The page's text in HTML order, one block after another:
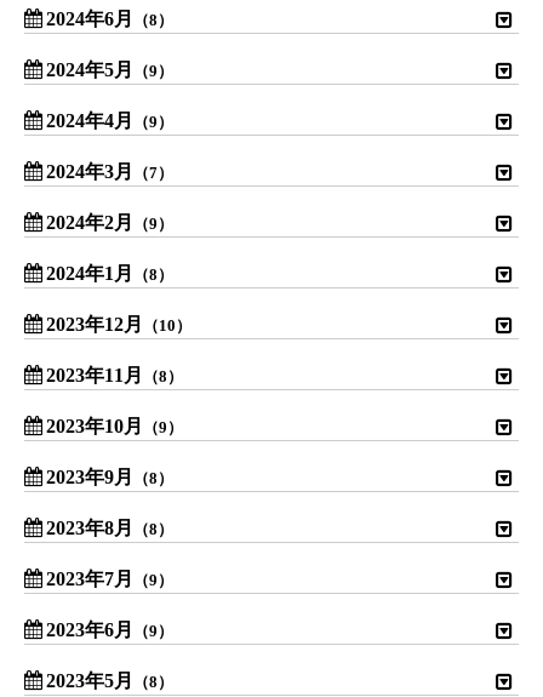
2024年6月 （8）
2024年5月 （9）
2024年4月 （9）
2024年3月 （7）
2024年2月 （9）
2024年1月 （8）
2023年12月 （10）
2023年11月 （8）
2023年10月 （9）
2023年9月 （8）
2023年8月 （8）
2023年7月 （9）
2023年6月 （9）
2023年5月 （8）